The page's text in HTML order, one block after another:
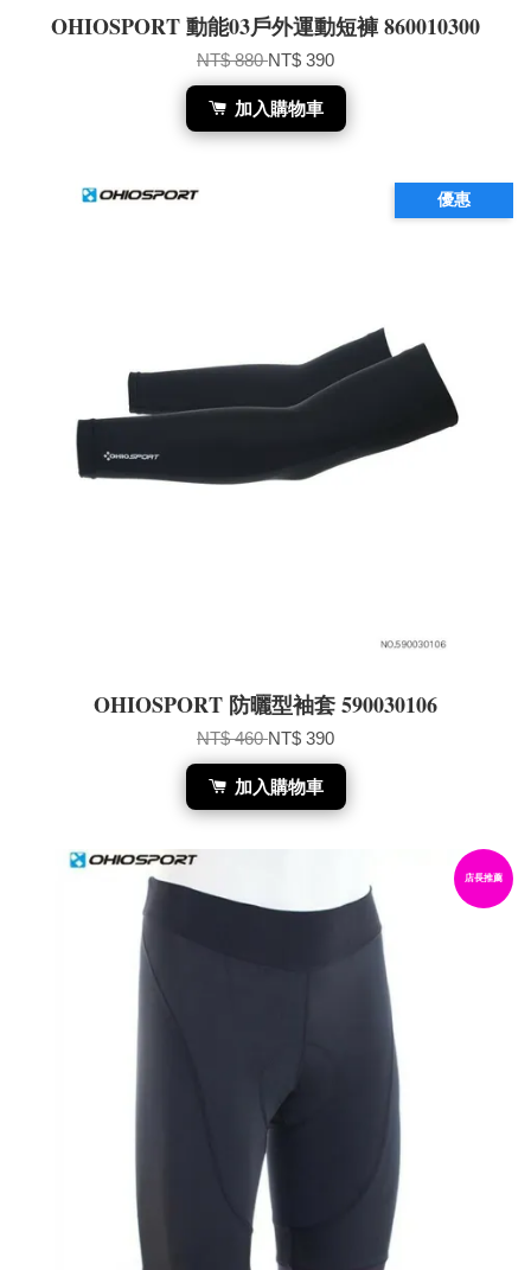
OHIOSPORT 動能03戶外運動短褲 860010300
NT$ 880NT$ 390
加入購物車
優惠
OHIOSPORT 防曬型袖套 590030106
NT$ 460NT$ 390
加入購物車
店長推薦